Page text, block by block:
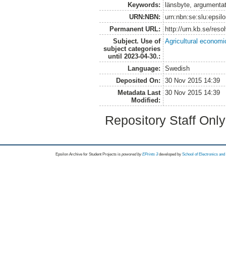
Keywords:
länsbyte,
URN:NBN:
Permanent URL:
http://urn.kb.se/
Subject. Use of
subject categories
until 2023-04-30.:
Agricultural
Language:
Swedish
Deposited On:
30 Nov 2015 14:39
Metadata Last
Modified:
30 Nov 2015 14:39
Repository Staff
Epsilon Archive for Student Projects is powored byEPrints 3 developed by School of Electronics